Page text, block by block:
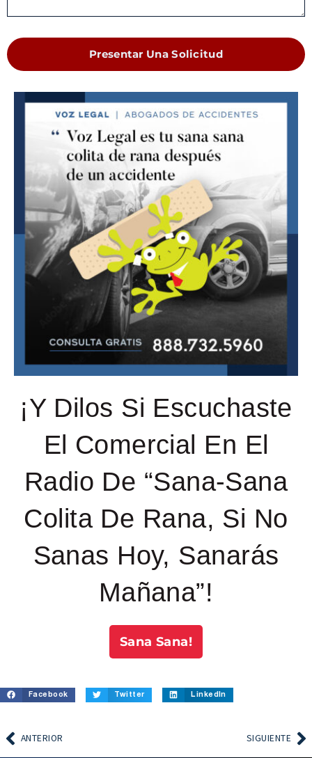
Presentar Una Solicitud
¡Y Dilos Si Escuchaste
El Comercial En El
Radio De “Sana-Sana
Colita De Rana, Si No
Sanas Hoy, Sanarás
Mañana”!
Sana Sana!
Facebook Twitter LinkedIn
ANTERIOR SIGUIENTE